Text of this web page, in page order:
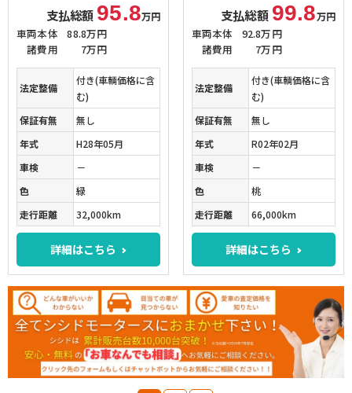
支払総額 95.8万円
車両本体
88.8万円
諸費用
7万円
法定整備
付き(車輌価格に含
む)
保証有無
無し
年式
H28年05月
車検
－
色
緑
走行距離
32,000km
詳細はこちら
支払総額 99.8万円
車両本体
92.8万円
諸費用
7万円
法定整備
付き(車輌価格に含
む)
保証有無
無し
年式
R02年02月
車検
－
色
桃
走行距離
66,000km
詳細はこちら